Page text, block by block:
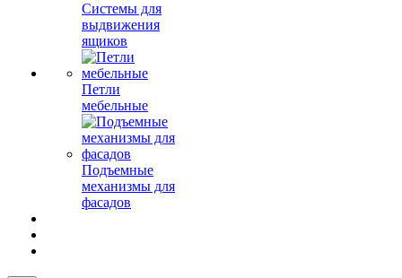
Системы для
выдвижения
ящиков
Петли
мебельные
Подъемные
механизмы для
фасадов